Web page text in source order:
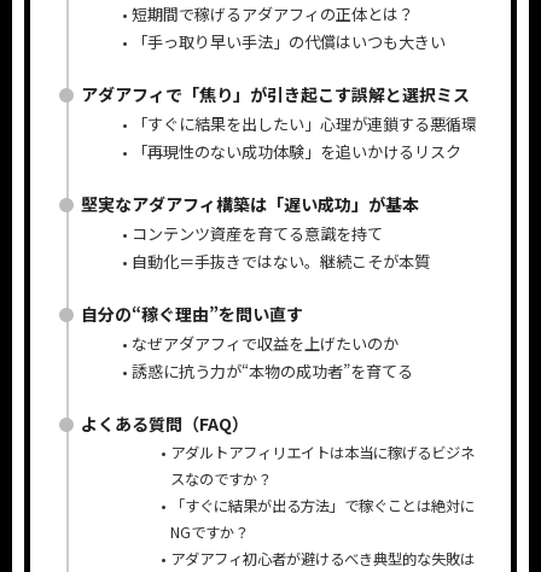
短期間で稼げるアダアフィの正体とは？
「手っ取り早い手法」の代償はいつも大きい
アダアフィで「焦り」が引き起こす誤解と選択ミス
「すぐに結果を出したい」心理が連鎖する悪循環
「再現性のない成功体験」を追いかけるリスク
堅実なアダアフィ構築は「遅い成功」が基本
コンテンツ資産を育てる意識を持て
自動化＝手抜きではない。継続こそが本質
自分の“稼ぐ理由”を問い直す
なぜアダアフィで収益を上げたいのか
誘惑に抗う力が“本物の成功者”を育てる
よくある質問（FAQ）
アダルトアフィリエイトは本当に稼げるビジネ
スなのですか？
「すぐに結果が出る方法」で稼ぐことは絶対に
NGですか？
アダアフィ初心者が避けるべき典型的な失敗は